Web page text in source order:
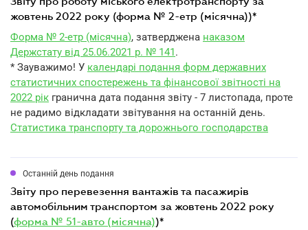
жовтень 2022 року (форма № 2-етр (місячна))*
Форма № 2-етр (місячна), затверджена наказом
Держстату від 25.06.2021 р. № 141.
* Зауважимо! У календарі подання форм державних
статистичних спостережень та фінансової звітності на
2022 рік гранична дата подання звіту - 7 листопада, проте
не радимо відкладати звітування на останній день.
Статистика транспорту та дорожнього господарства
Останній день подання
звіту про перевезення вантажів та пасажирів
автомобільним транспортом за жовтень 2022 року
(форма № 51-авто (місячна))*